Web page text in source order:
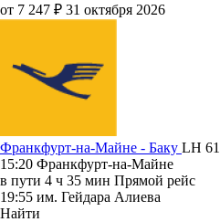
от 7 247 ₽ 31 октября 2026
Франкфурт-на-Майне - Баку LH
15:20 Франкфурт-на-Майне
в пути 4 ч 35 мин Прямой рейс
19:55 им. Гейдара Алиева
Найти